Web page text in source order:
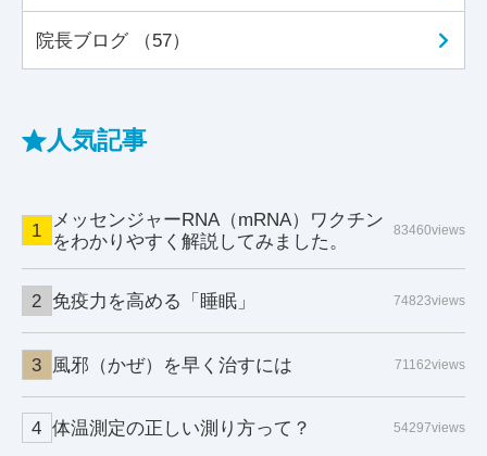
院長ブログ （57）
人気記事
メッセンジャーRNA（mRNA）ワクチン
をわかりやすく解説してみました。
83460views
免疫力を高める「睡眠」 74823views
風邪（かぜ）を早く治すには 71162views
体温測定の正しい測り方って？ 54297views